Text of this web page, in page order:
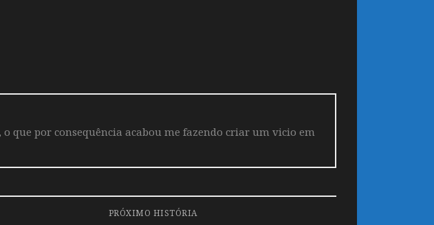
que por consequência acabou me fazendo criar um vicio em
PRÓXIMO HISTÓRIA